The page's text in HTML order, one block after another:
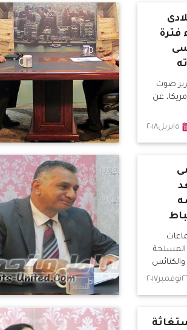
فترة
صوت
عن
٥ابريل٢٠١٨
المسلحة